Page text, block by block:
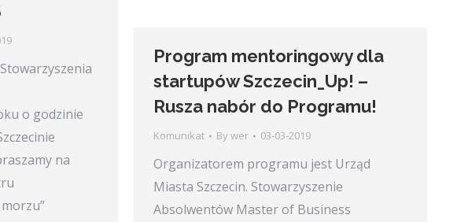
o godzinie
na
Program mentoringowy dla
startupów Szczecin_Up! –
Rusza nabór do Programu!
Komunikat By wer 03-03-2019
Organizatorem programu jest Urząd
Miasta Szczecin. Stowarzyszenie
Absolwentów Master of Business